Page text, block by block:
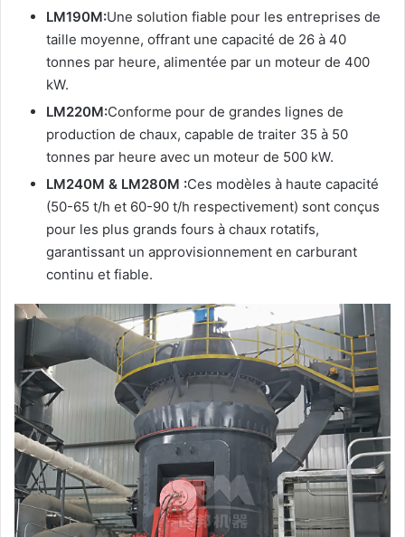
LM190M:Une solution fiable pour les entreprises de
taille moyenne, offrant une capacité de 26 à 40
tonnes par heure, alimentée par un moteur de 400
kW.
LM220M:Conforme pour de grandes lignes de
production de chaux, capable de traiter 35 à 50
tonnes par heure avec un moteur de 500 kW.
LM240M & LM280M :Ces modèles à haute capacité
(50-65 t/h et 60-90 t/h respectivement) sont conçus
pour les plus grands fours à chaux rotatifs,
garantissant un approvisionnement en carburant
continu et fiable.